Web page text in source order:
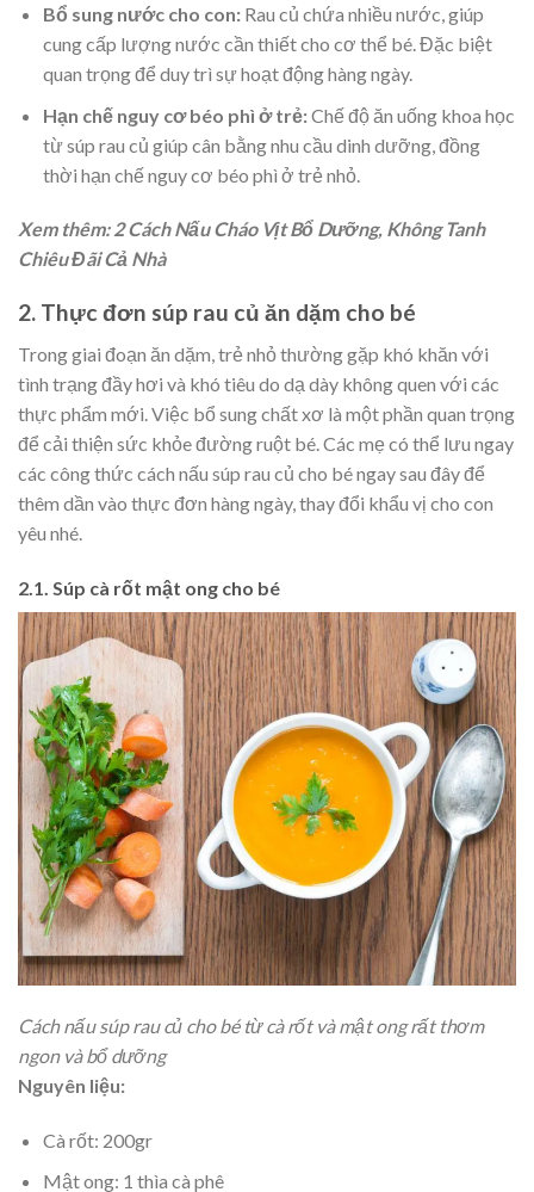
Bổ sung nước cho con:Rau củ chứa nhiều nước, giúp
cung cấp lượng nước cần thiết cho cơ thể bé. Đặc biệt
quan trọng để duy trì sự hoạt động hàng ngày.
Hạn chế nguy cơ béo phì ở trẻ:Chế độ ăn uống khoa học
từ súp rau củ giúp cân bằng nhu cầu dinh dưỡng, đồng
thời hạn chế nguy cơ béo phì ở trẻ nhỏ.
Xem thêm: 2 Cách Nấu Cháo Vịt Bổ Dưỡng, Không Tanh
Chiêu Đãi Cả Nhà
2. Thực đơn súp rau củ ăn dặm cho bé
Trong giai đoạn ăn dặm, trẻ nhỏ thường gặp khó khăn với
tình trạng đầy hơi và khó tiêu do dạ dày không quen với các
thực phẩm mới. Việc bổ sung chất xơ là một phần quan trọng
để cải thiện sức khỏe đường ruột bé. Các mẹ có thể lưu ngay
các công thức cách nấu súp rau củ cho bé ngay sau đây để
thêm dần vào thực đơn hàng ngày, thay đổi khẩu vị cho con
yêu nhé.
2.1. Súp cà rốt mật ong cho bé
Cách nấu súp rau củ cho bé từ cà rốt và mật ong rất thơm
ngon và bổ dưỡng
Nguyên liệu:
Cà rốt: 200gr
Mật ong: 1 thìa cà phê